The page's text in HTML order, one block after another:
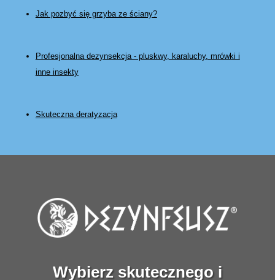
Jak pozbyć się grzyba ze ściany?
Profesjonalna dezynsekcja - pluskwy, karaluchy, mrówki i
inne insekty
Skuteczna deratyzacja
Wybierz skutecznego i